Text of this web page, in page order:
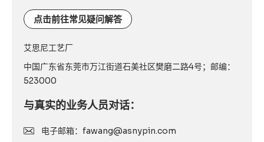
点击前往常见疑问解答
艾思尼工艺厂
中国广东省东莞市万江街道石美社区樊磨二路4号；邮编：
523000
与真实的业务人员对话：
电子邮箱：fawang@asnypin.com